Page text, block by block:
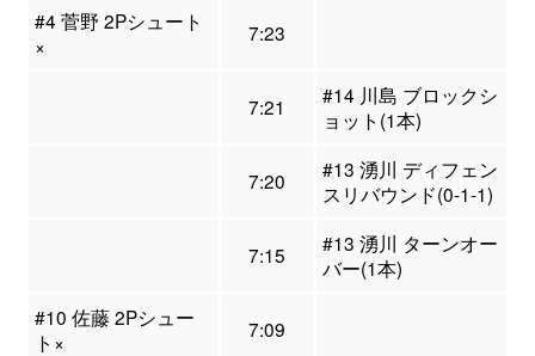
#4 菅野 2Pシュート
×
7:23
7:21
#14 川島 ブロックシ
ョット(1本)
7:20
#13 湧川 ディフェン
スリバウンド(0-1-1)
7:15
#13 湧川 ターンオー
バー(1本)
#10 佐藤 2Pシュー
ト×
7:09